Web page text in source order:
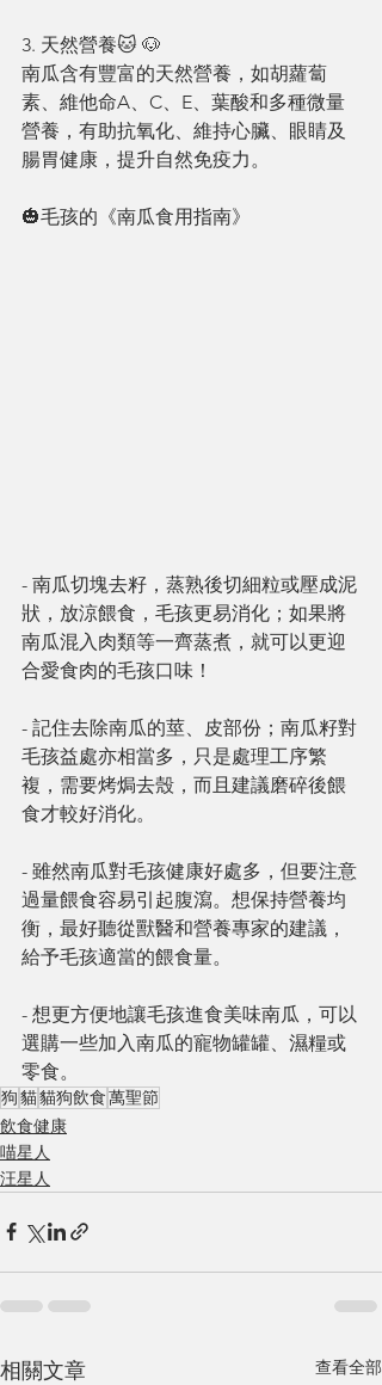
3. 天然營養🐱 🐶
南瓜含有豐富的天然營養，如胡蘿蔔
素、維他命A、C、E、葉酸和多種微量
營養，有助抗氧化、維持心臟、眼睛及
腸胃健康，提升自然免疫力。
🎃毛孩的《南瓜食用指南》
- 南瓜切塊去籽，蒸熟後切細粒或壓成泥
狀，放涼餵食，毛孩更易消化；如果將
南瓜混入肉類等一齊蒸煮，就可以更迎
合愛食肉的毛孩口味！
- 記住去除南瓜的莖、皮部份；南瓜籽對
毛孩益處亦相當多，只是處理工序繁
複，需要烤焗去殼，而且建議磨碎後餵
食才較好消化。
- 雖然南瓜對毛孩健康好處多，但要注意
過量餵食容易引起腹瀉。想保持營養均
衡，最好聽從獸醫和營養專家的建議，
給予毛孩適當的餵食量。
- 想更方便地讓毛孩進食美味南瓜，可以
選購一些加入南瓜的寵物罐罐、濕糧或
零食。
狗貓貓狗飲食萬聖節
飲食健康
喵星人
汪星人
相關文章 查看全部